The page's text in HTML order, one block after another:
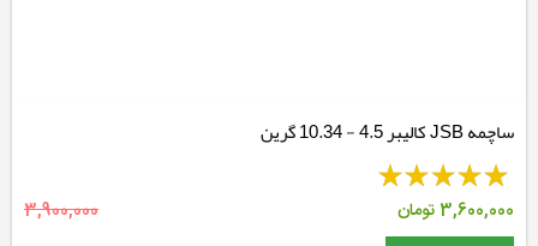
ساچمه JSB کالیبر 4.5 - 10.34 گرین
3,600,000تومان 3,900,000